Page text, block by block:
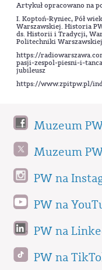
Artykuł opracowano na
I. Koptoń-Ryniec, Pół
Warszawskiej. Historia
ds. Historii i Tradycji,
Politechniki Warszawskiej
https://
pasji-zespol-piesni-i-
jubileusz
https://www.zpitpw.pl/
Muzeum
Muzeum
PW na
PW na
PW na
PW na